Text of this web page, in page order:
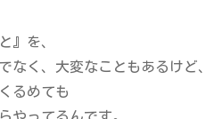
』を、
なく、大変なこともあるけど、
るめても